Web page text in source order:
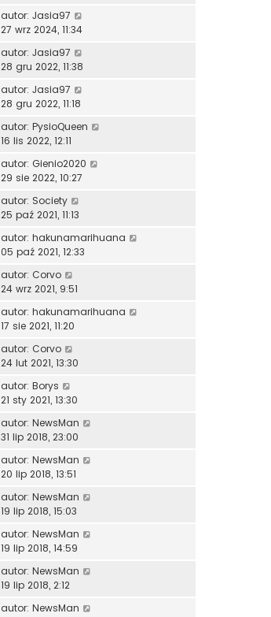
autor: Jasia97
27 wrz 2024, 11:34
autor: Jasia97
28 gru 2022, 11:38
autor: Jasia97
28 gru 2022, 11:18
autor: PysioQueen
16 lis 2022, 12:11
autor: Gienio2020
29 sie 2022, 10:27
autor: Society
25 paź 2021, 11:13
autor: hakunamarihuana
05 paź 2021, 12:33
autor: Corvo
24 wrz 2021, 9:51
autor: hakunamarihuana
17 sie 2021, 11:20
autor: Corvo
24 lut 2021, 13:30
autor: Borys
21 sty 2021, 13:30
autor: NewsMan
31 lip 2018, 23:00
autor: NewsMan
20 lip 2018, 13:51
autor: NewsMan
19 lip 2018, 15:03
autor: NewsMan
19 lip 2018, 14:59
autor: NewsMan
19 lip 2018, 2:12
autor: NewsMan